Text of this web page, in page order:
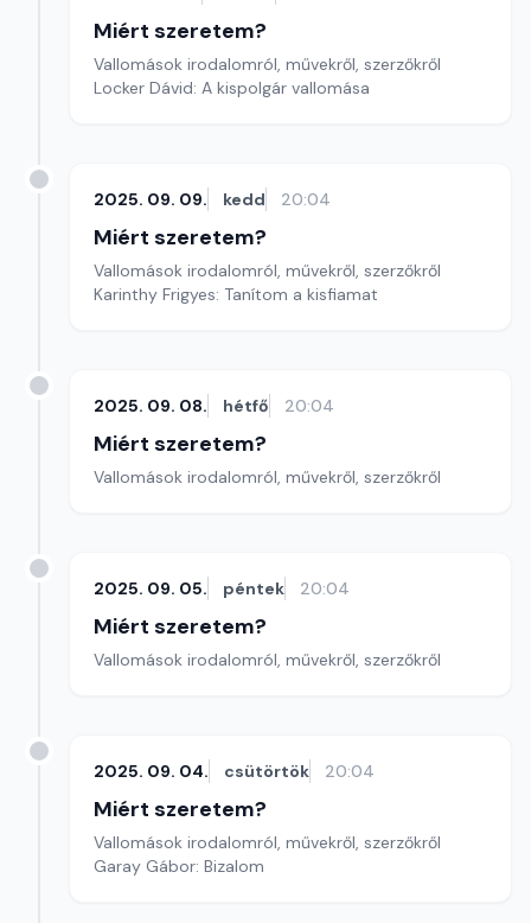
Miért szeretem?
Vallomások irodalomról, művekről, szerzőkről
Locker Dávid: A kispolgár vallomása
2025. 09. 09. kedd 20:04
Miért szeretem?
Vallomások irodalomról, művekről, szerzőkről
Karinthy Frigyes: Tanítom a kisfiamat
2025. 09. 08. hétfő 20:04
Miért szeretem?
Vallomások irodalomról, művekről, szerzőkről
2025. 09. 05. péntek 20:04
Miért szeretem?
Vallomások irodalomról, művekről, szerzőkről
2025. 09. 04. csütörtök 20:04
Miért szeretem?
Vallomások irodalomról, művekről, szerzőkről
Garay Gábor: Bizalom